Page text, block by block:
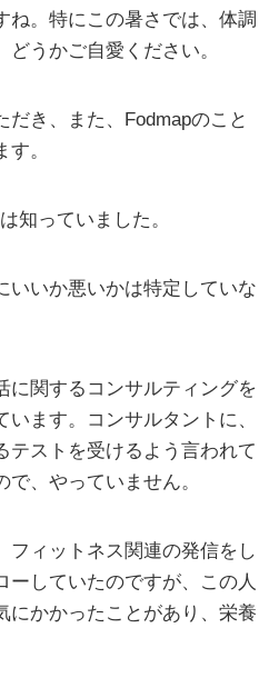
ね。特にこの暑さでは、体調
うかご自愛ください。
だき、また、Fodmapのこと
。
知っていました。
いいか悪いかは特定していな
に関するコンサルティングを
ます。コンサルタントに、
テストを受けるよう言われて
、やっていません。
フィットネス関連の発信をし
ーしていたのですが、この人
にかかったことがあり、栄養